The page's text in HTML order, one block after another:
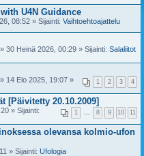
U4N Guidance
08:52 » Sijainti: Vaihtoehtoajattelu
» 30 Heinä 2026, 00:29 » Sijainti: Salaliitot
1 2 3 4
» 14 Elo 2025, 19:07 »
[Päivitetty 20.10.2009]
1 8 9 10 11
» Sijainti:
olevansa kolmio-ufon
» Sijainti: Ufologia